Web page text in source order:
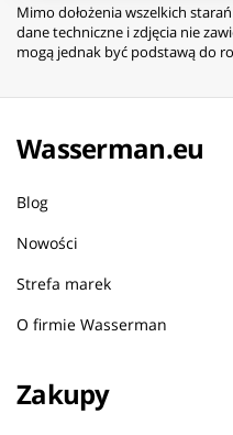
Mimo dołożenia wszelkich
dane techniczne i zdjęcia nie
mogą jednak być podstawą do
Wasserman.eu
Blog
Nowości
Strefa marek
O firmie Wasserman
Zakupy